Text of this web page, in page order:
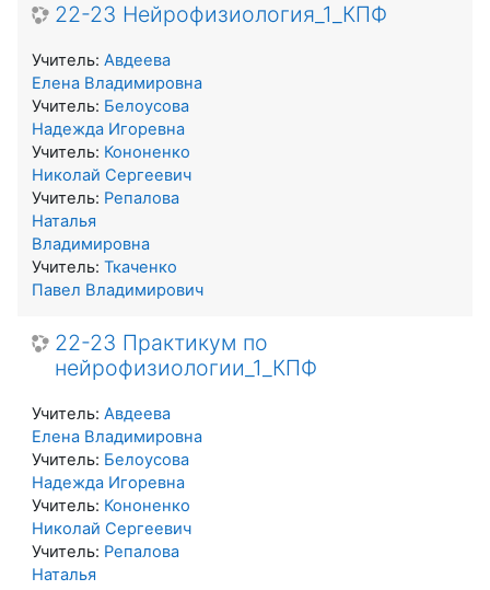
22-23 Нейрофизиология_1_КПФ
Учитель: Авдеева
Елена Владимировна
Учитель: Белоусова
Надежда Игоревна
Учитель: Кононенко
Николай Сергеевич
Учитель: Репалова
Наталья
Владимировна
Учитель: Ткаченко
Павел Владимирович
22-23 Практикум по
нейрофизиологии_1_КПФ
Учитель: Авдеева
Елена Владимировна
Учитель: Белоусова
Надежда Игоревна
Учитель: Кононенко
Николай Сергеевич
Учитель: Репалова
Наталья